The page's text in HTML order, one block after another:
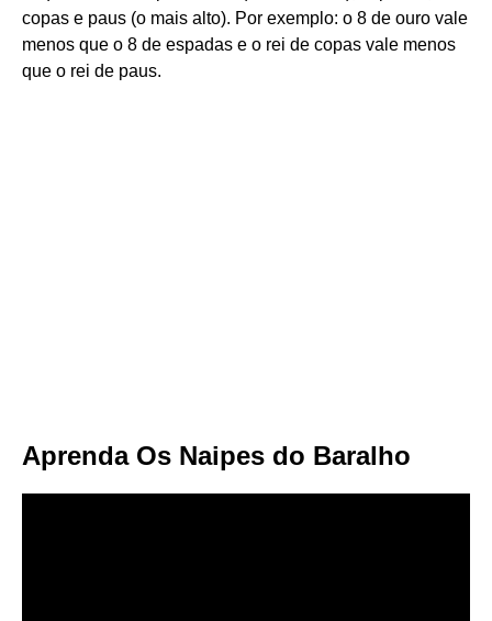
copas e paus (o mais alto). Por exemplo: o 8 de ouro vale
menos que o 8 de espadas e o rei de copas vale menos
que o rei de paus.
Aprenda Os Naipes do Baralho